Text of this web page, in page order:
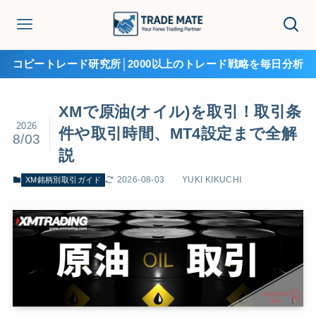
コピートレード研究所│2000以上のトレード戦略を毎日分析
XMで原油(オイル)を取引！取引条
件や取引時間、MT4設定まで全解
説
2026
8/03
XM銘柄別取引ガイド 2026-08-03 YUKI KIKUCHI